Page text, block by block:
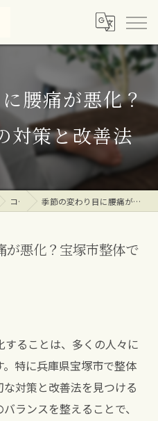
腰痛が悪化？
対策と改善法
コラム 季節の変わり目に腰痛が悪化？宝塚市整体での対策と改善法
が悪化？宝塚市整体で
ることは、多くの人々に
特に兵庫県宝塚市で整体
対策と改善法を見つける
ランスを整えることで、